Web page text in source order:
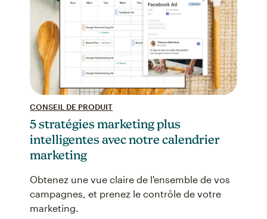
CONSEIL DE PRODUIT
5 stratégies marketing plus
intelligentes avec notre calendrier
marketing
Obtenez une vue claire de l'ensemble de vos
campagnes, et prenez le contrôle de votre
marketing.